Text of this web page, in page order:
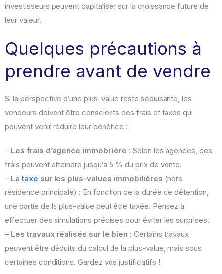
investisseurs peuvent capitaliser sur la croissance future de
leur valeur.
Quelques précautions à
prendre avant de vendre
Si la perspective d’une plus-value reste séduisante, les
vendeurs doivent être conscients des frais et taxes qui
peuvent venir réduire leur bénéfice :
– Les frais d’agence immobilière : Selon les agences, ces
frais peuvent atteindre jusqu’à 5 % du prix de vente.
– Lataxe sur les plus-values immobilières (hors
résidence principale) : En fonction de la durée de détention,
une partie de la plus-value peut être taxée. Pensez à
effectuer des simulations précises pour éviter les surprises.
– Les travaux réalisés sur le bien : Certains travaux
peuvent être déduits du calcul de la plus-value, mais sous
certaines conditions. Gardez vos justificatifs !